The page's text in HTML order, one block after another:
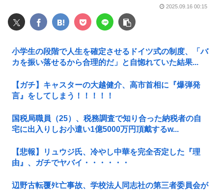
2025.09.16 00:15
小学生の段階で人生を確定させるドイツ式の制度、「バ
カを振い落せるから合理的だ」と自惚れていた結果...
【ガチ】キャスターの大越健介、高市首相に『爆弾発
言』をしてしまう！！！！！
国税局職員（25）、税務調査で知り合った納税者の自
宅に出入りしお小遣い1億5000万円頂戴するw...
【悲報】リュウジ氏、冷やし中華を完全否定した『理
由』、ガチでヤバイ・・・・・・
辺野古転覆ﾀﾋ亡事故、学校法人同志社の第三者委員会が